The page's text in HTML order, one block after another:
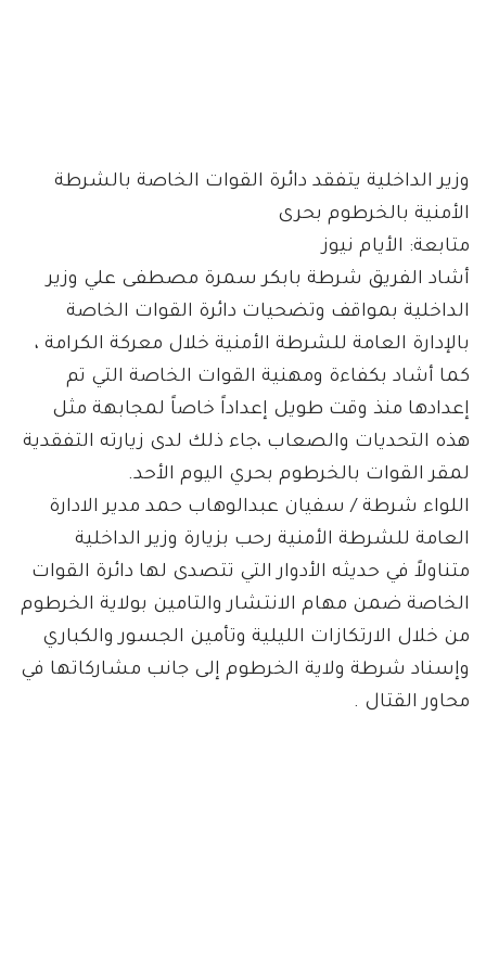
وزير الداخلية يتفقد دائرة القوات الخاصة بالشرطة
الأمنية بالخرطوم بحرى
متابعة: الأيام نيوز
أشاد الفريق شرطة بابكر سمرة مصطفى علي وزير
الداخلية بمواقف وتضحيات دائرة القوات الخاصة
بالإدارة العامة للشرطة الأمنية خلال معركة الكرامة ،
كما أشاد بكفاءة ومهنية القوات الخاصة التي تم
إعدادها منذ وقت طويل إعداداً خاصاً لمجابهة مثل
هذه التحديات والصعاب ،جاء ذلك لدى زيارته التفقدية
لمقر القوات بالخرطوم بحري اليوم الأحد.
اللواء شرطة / سفيان عبدالوهاب حمد مدير الادارة
العامة للشرطة الأمنية رحب بزيارة وزير الداخلية
متناولاً في حديثه الأدوار التي تتصدى لها دائرة القوات
الخاصة ضمن مهام الانتشار والتامين بولاية الخرطوم
من خلال الارتكازات الليلية وتأمين الجسور والكباري
وإسناد شرطة ولاية الخرطوم إلى جانب مشاركاتها في
محاور القتال .